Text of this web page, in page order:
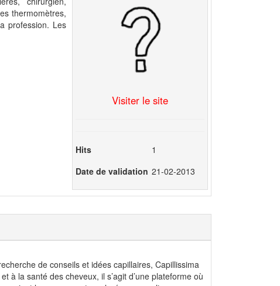
thermomètres,
profession. Les
Visiter le site
Hits
1
Date de validation 21-02-2013
de conseils et idées capillaires, Capillissima
à la santé des cheveux, il s’agit d’une plateforme où